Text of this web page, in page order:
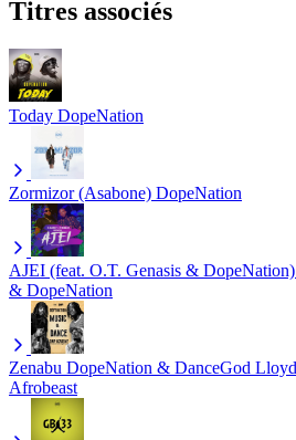
Titres associés
Today DopeNation
Zormizor (Asabone) DopeNation
AJEI (feat. O.T. Genasis & DopeNation)
& DopeNation
Zenabu DopeNation & DanceGod
Afrobeast